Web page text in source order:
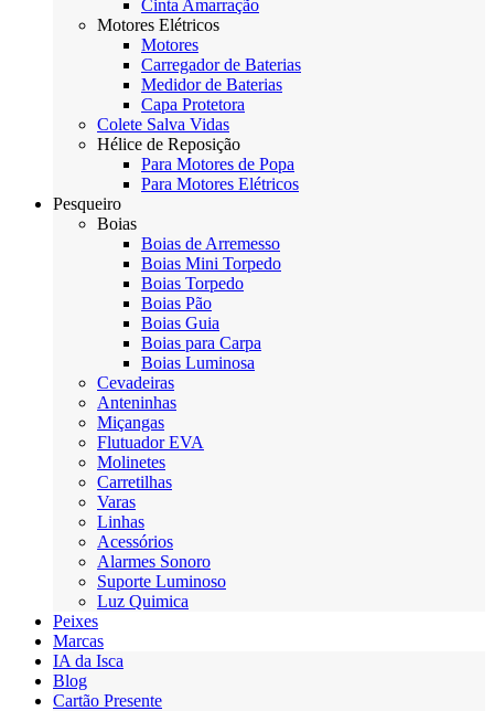
Cinta Amarração
Motores Elétricos
Motores
Carregador de Baterias
Medidor de Baterias
Capa Protetora
Colete Salva Vidas
Hélice de Reposição
Para Motores de Popa
Para Motores Elétricos
Pesqueiro
Boias
Boias de Arremesso
Boias Mini Torpedo
Boias Torpedo
Boias Pão
Boias Guia
Boias para Carpa
Boias Luminosa
Cevadeiras
Anteninhas
Miçangas
Flutuador EVA
Molinetes
Carretilhas
Varas
Linhas
Acessórios
Alarmes Sonoro
Suporte Luminoso
Luz Quimica
Peixes
Marcas
IA da Isca
Blog
Cartão Presente